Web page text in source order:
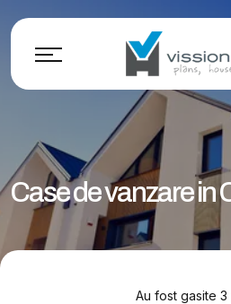
Case de vanzare in
Au fost gasite